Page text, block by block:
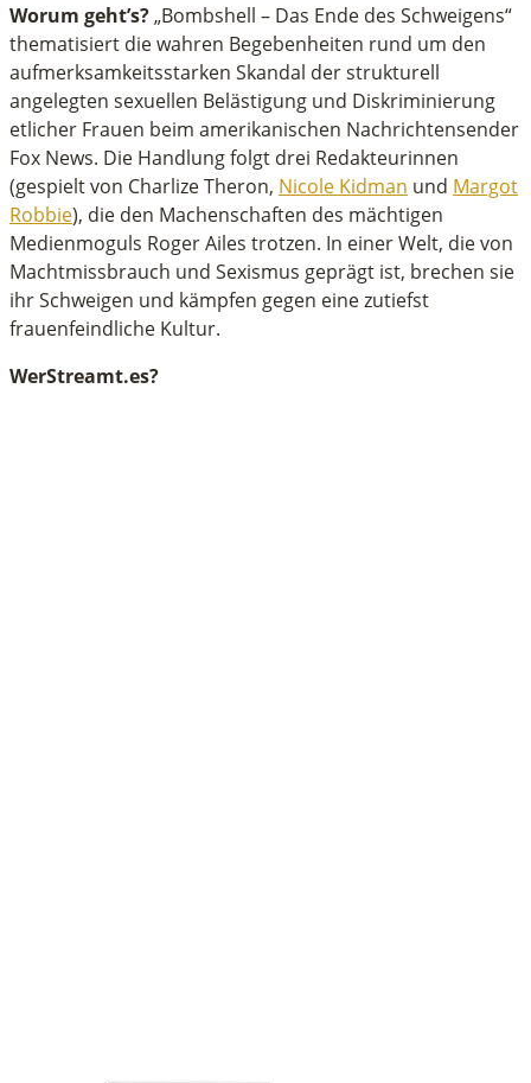
Worum geht’s?„Bombshell – Das Ende des Schweigens“
thematisiert die wahren Begebenheiten rund um den
aufmerksamkeitsstarken Skandal der strukturell
angelegten sexuellen Belästigung und Diskriminierung
etlicher Frauen beim amerikanischen Nachrichtensender
Fox News. Die Handlung folgt drei Redakteurinnen
(gespielt von Charlize Theron, Nicole Kidman und Margot
Robbie), die den Machenschaften des mächtigen
Medienmoguls Roger Ailes trotzen. In einer Welt, die von
Machtmissbrauch und Sexismus geprägt ist, brechen sie
ihr Schweigen und kämpfen gegen eine zutiefst
frauenfeindliche Kultur.
WerStreamt.es?